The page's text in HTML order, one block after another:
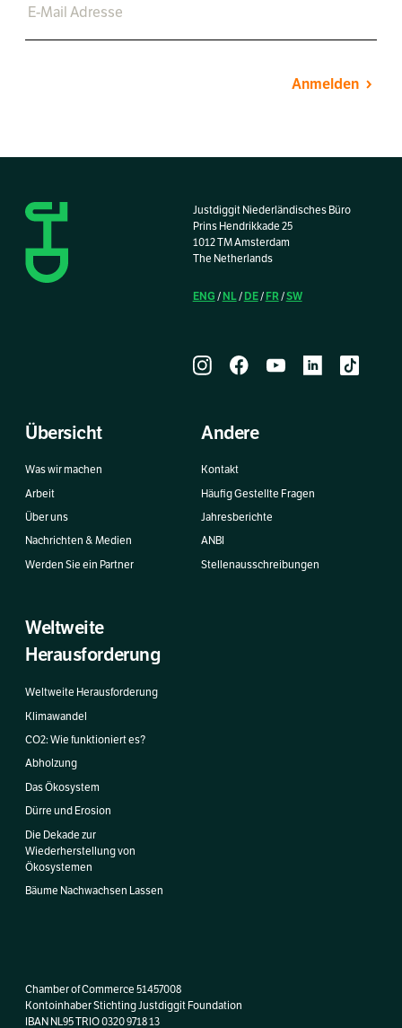
Anmelden
Justdiggit Niederländisches Büro
Prins Hendrikkade 25
1012 TM Amsterdam
The Netherlands
ENG / NL / DE/ FR /SW
Übersicht
Was wir machen
Arbeit
Über uns
Nachrichten & Medien
Werden Sie ein Partner
Andere
Kontakt
Häufig Gestellte Fragen
Jahresberichte
ANBI
Stellenausschreibungen
Weltweite
Herausforderung
Weltweite Herausforderung
Klimawandel
CO2: Wie funktioniert es?
Abholzung
Das Ökosystem
Dürre und Erosion
Die Dekade zur
Wiederherstellung von
Ökosystemen
Bäume Nachwachsen Lassen
Chamber of Commerce 51457008
Kontoinhaber Stichting Justdiggit Foundation
IBAN NL95 TRIO 0320 9718 13